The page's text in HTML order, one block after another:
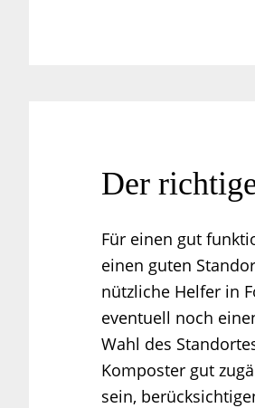
Der
Für einen gut
einen guten
nützliche Helfer in
eventuell noch
Wahl des
Komposter gut
sein,